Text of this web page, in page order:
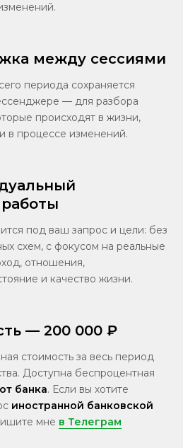
между сессиями
периода сохраняется
— для разбора
происходят в жизни,
в процессе изменений.
под ваш запрос и цели: без
схем, с фокусом на реальные
отношения,
и качество жизни.
— 200 000 ₽
стоимость за весь период
Доступна беспроцентная
банка. Если вы хотите
иностранной банковской
мне в Телеграм